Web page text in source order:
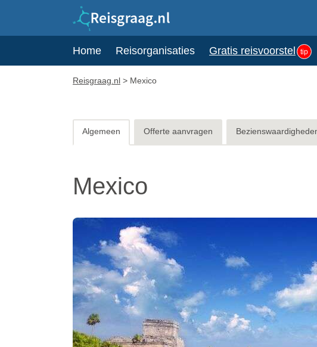
Home Reisorganisaties Gratis reisvoorstel tip
Reisgraag.nl > Mexico
Algemeen Offerte aanvragen
Mexico